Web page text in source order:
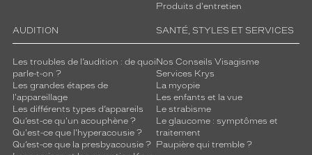
Produits d'entretien
AUDITION
Les troubles de l’audition : de quoi
parle-t-on ?
Les grandes étapes de
l'appareillage
Les différents types d’appareils
Qu’est-ce qu'un acouphène ?
Qu'est-ce que l'hyperacousie ?
Qu’est-ce que la presbyacousie ?
SANTÉ, STYLES ET SERVICES
Nos Conseils Visagisme
Services Krys
La myopie
Les enfants et la vue
Le strabisme
Le glaucome : symptômes et
traitement
Paupière qui tremble ?